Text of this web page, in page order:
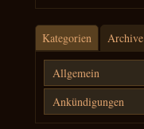
Kategorien Archive
Allgemein
Ankündigungen